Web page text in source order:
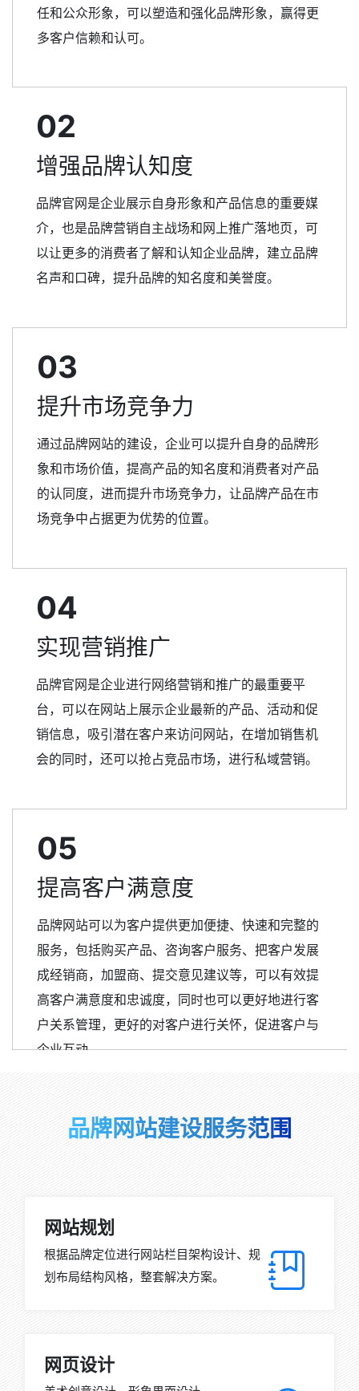
任和公众形象，可以塑造和强化品牌形象，赢得更
多客户信赖和认可。
02
增强品牌认知度
品牌官网是企业展示自身形象和产品信息的重要媒
介，也是品牌营销自主战场和网上推广落地页，可
以让更多的消费者了解和认知企业品牌，建立品牌
名声和口碑，提升品牌的知名度和美誉度。
03
提升市场竞争力
通过品牌网站的建设，企业可以提升自身的品牌形
象和市场价值，提高产品的知名度和消费者对产品
的认同度，进而提升市场竞争力，让品牌产品在市
场竞争中占据更为优势的位置。
04
实现营销推广
品牌官网是企业进行网络营销和推广的最重要平
台，可以在网站上展示企业最新的产品、活动和促
销信息，吸引潜在客户来访问网站，在增加销售机
会的同时，还可以抢占竞品市场，进行私域营销。
05
提高客户满意度
品牌网站可以为客户提供更加便捷、快速和完整的
服务，包括购买产品、咨询客户服务、把客户发展
成经销商，加盟商、提交意见建议等，可以有效提
高客户满意度和忠诚度，同时也可以更好地进行客
户关系管理，更好的对客户进行关怀，促进客户与
企业互动。
品牌网站建设服务范围
网站规划
根据品牌定位进行网站栏目架构设计、规
划布局结构风格，整套解决方案。
网页设计